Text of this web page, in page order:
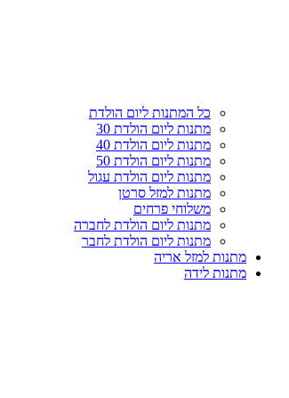
כל המתנות ליום הולדת
מתנות ליום הולדת 30
מתנות ליום הולדת 40
מתנות ליום הולדת 50
מתנות ליום הולדת עגול
מתנות למזל סרטן
משלוחי פרחים
מתנות ליום הולדת לחברה
מתנות ליום הולדת לחבר
מתנות למזל אריה
מתנות לידה